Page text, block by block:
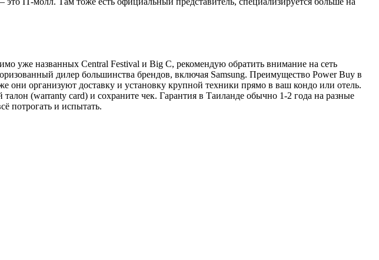
уже названных Central Festival и Big C, рекомендую обратить внимание на сеть
дилер большинства брендов, включая Samsung. Преимущество Power Buy в
они организуют доставку и установку крупной техники прямо в ваш кондо или отель.
(warranty card) и сохраните чек. Гарантия в Таиланде обычно 1-2 года на разные
потрогать и испытать.